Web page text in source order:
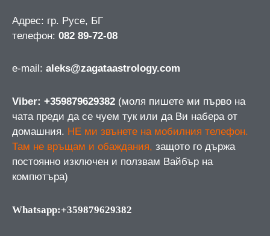
Адрес: гр. Русе, БГ
телефон: 082 89-72-08
е-mail: aleks@zagataastrology.com
Viber: +359879629382 (моля пишете ми първо на
чата преди да се чуем тук или да Ви набера от
домашния. НЕ ми звънете на мобилния телефон.
Там не връщам и обаждания, защото го държа
постоянно изключен и ползвам Вайбър на
компютъра)
Whatsapp:+359879629382